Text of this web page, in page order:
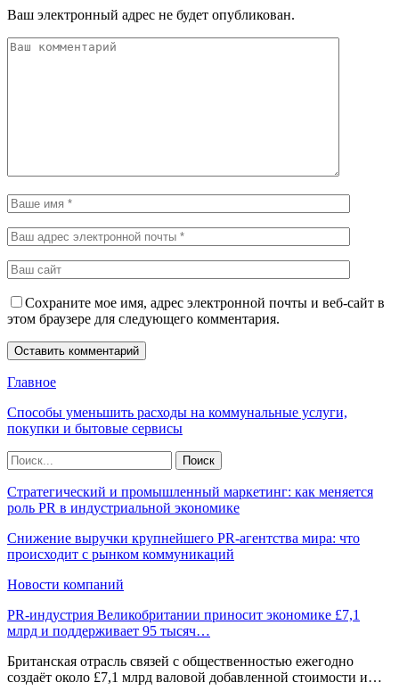
Ваш электронный адрес не будет опубликован.
Сохраните мое имя, адрес электронной почты и веб-сайт в
этом браузере для следующего комментария.
Главное
Способы уменьшить расходы на коммунальные услуги,
покупки и бытовые сервисы
Стратегический и промышленный маркетинг: как меняется
роль PR в индустриальной экономике
Снижение выручки крупнейшего PR-агентства мира: что
происходит с рынком коммуникаций
Новости компаний
PR-индустрия Великобритании приносит экономике £7,1
млрд и поддерживает 95 тысяч…
Британская отрасль связей с общественностью ежегодно
создаёт около £7,1 млрд валовой добавленной стоимости и…